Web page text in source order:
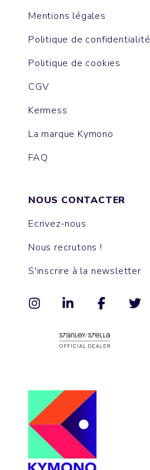
Mentions légales
Politique de confidentialité
Politique de cookies
CGV
Kermess
La marque Kymono
FAQ
NOUS CONTACTER
Ecrivez-nous
Nous recrutons !
S'inscrire à la newsletter